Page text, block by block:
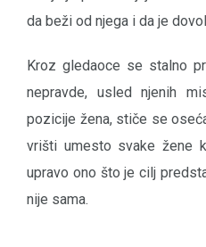
da beži od njega i da je
Kroz gledaoce se stalno
nepravde, usled njenih
pozicije žena, stiče se
vrišti umesto svake žene
upravo ono što je cilj
nije sama.